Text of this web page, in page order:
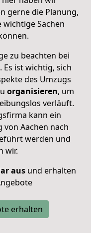
gerne die Planung,
wichtige Sachen
zu beachten bei
Es ist wichtig, sich
des Umzugs
organisieren, um
verläuft.
kann ein
Aachen nach
werden und
wir.
ausund erhalten
erhalten